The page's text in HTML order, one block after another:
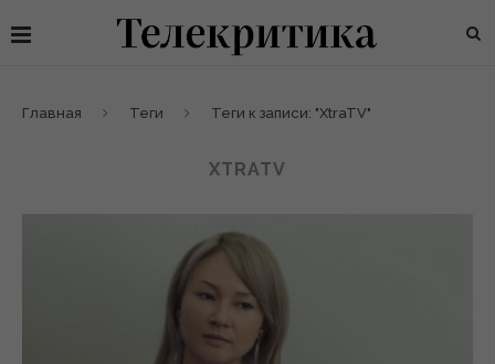
Главная Теги Теги к записи: "XtraTV"
XTRATV